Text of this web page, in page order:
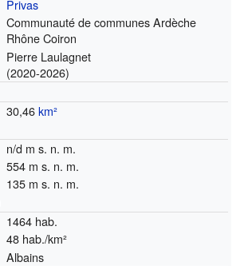
Privas
Communauté de communes Ardèche
Rhône Coiron
Pierre Laulagnet
(2020-2026)
30,46km²
n/d m s. n. m.
554 m s. n. m.
135 m s. n. m.
1464 hab.
48 hab./km²
Albains